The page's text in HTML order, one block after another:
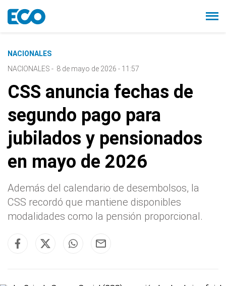
NACIONALES
NACIONALES - 8 de mayo de 2026 - 11:57
CSS anuncia fechas de
segundo pago para
jubilados y pensionados
en mayo de 2026
Además del calendario de desembolsos, la
CSS recordó que mantiene disponibles
modalidades como la pensión proporcional.